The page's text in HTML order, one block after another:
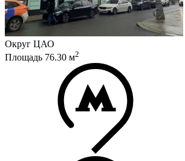
Округ ЦАО
Площадь 76.30 м2